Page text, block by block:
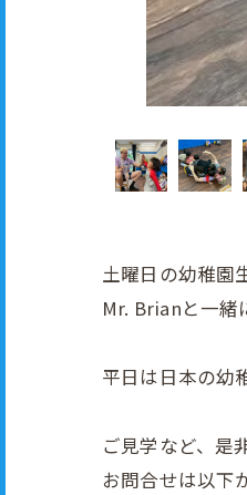
土曜日の幼稚園
Mr. Brianと一緒
平日は日本の幼
ご見学など、是
お問合せは以下